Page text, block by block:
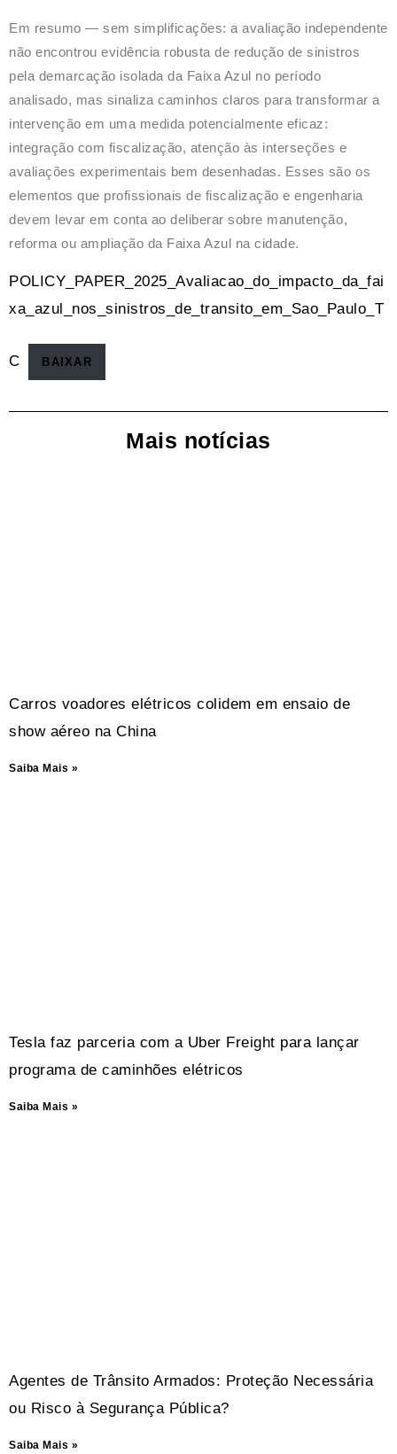
Em resumo — sem simplificações:a avaliação independente
não encontrou evidência robusta de redução de sinistros
pela demarcação isolada da Faixa Azul no período
analisado, mas sinaliza caminhos claros para transformar a
intervenção em uma medida potencialmente eficaz:
integração com fiscalização, atenção às interseções e
avaliações experimentais bem desenhadas. Esses são os
elementos que profissionais de fiscalização e engenharia
devem levar em conta ao deliberar sobre manutenção,
reforma ou ampliação da Faixa Azul na cidade.
POLICY_PAPER_2025_Avaliacao_do_impacto_da_fai
xa_azul_nos_sinistros_de_transito_em_Sao_Paulo_T
C BAIXAR
Mais notícias
Carros voadores elétricos colidem em ensaio de
show aéreo na China
Saiba Mais »
Tesla faz parceria com a Uber Freight para lançar
programa de caminhões elétricos
Saiba Mais »
Agentes de Trânsito Armados: Proteção Necessária
ou Risco à Segurança Pública?
Saiba Mais »